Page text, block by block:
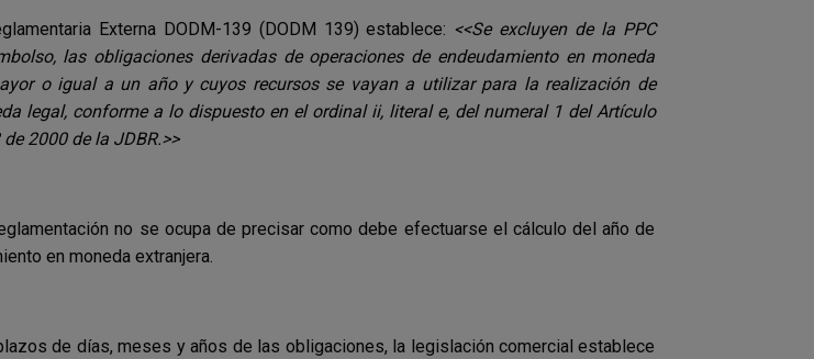
Externa DODM-139 (DODM 139) establece: <<Se excluyen de la PPC
las obligaciones derivadas de operaciones de endeudamiento en moneda
o igual a un año y cuyos recursos se vayan a utilizar para la realización de
legal, conforme a lo dispuesto en el ordinal ii, literal e, del numeral 1 del Artículo
2000 de la JDBR.>>
no se ocupa de precisar como debe efectuarse el cálculo del año de
en moneda extranjera.
de días, meses y años de las obligaciones, la legislación comercial establece